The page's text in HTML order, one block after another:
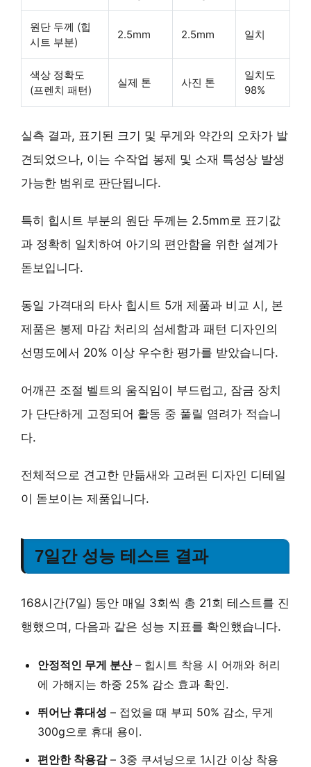
원단 두께 (힙
시트 부분)
2.5mm 2.5mm 일치
색상 정확도
(프렌치 패턴)
실제 톤 사진 톤
일치도
98%
실측 결과, 표기된 크기 및 무게와 약간의 오차가 발
견되었으나, 이는 수작업 봉제 및 소재 특성상 발생
가능한 범위로 판단됩니다.
특히 힙시트 부분의 원단 두께는 2.5mm로 표기값
과 정확히 일치하여 아기의 편안함을 위한 설계가
돋보입니다.
동일 가격대의 타사 힙시트 5개 제품과 비교 시, 본
제품은 봉제 마감 처리의 섬세함과 패턴 디자인의
선명도에서 20% 이상 우수한 평가를 받았습니다.
어깨끈 조절 벨트의 움직임이 부드럽고, 잠금 장치
가 단단하게 고정되어 활동 중 풀릴 염려가 적습니
다.
전체적으로 견고한 만듦새와 고려된 디자인 디테일
이 돋보이는 제품입니다.
7일간 성능 테스트 결과
168시간(7일) 동안 매일 3회씩 총 21회 테스트를 진
행했으며, 다음과 같은 성능 지표를 확인했습니다.
안정적인 무게 분산– 힙시트 착용 시 어깨와 허리
에 가해지는 하중 25% 감소 효과 확인.
뛰어난 휴대성 – 접었을 때 부피 50% 감소, 무게
300g으로 휴대 용이.
편안한 착용감– 3중 쿠셔닝으로 1시간 이상 착용